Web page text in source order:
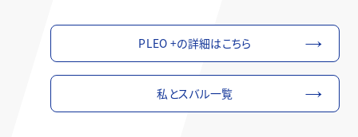
PLEO +の詳細はこちら
私とスバル一覧